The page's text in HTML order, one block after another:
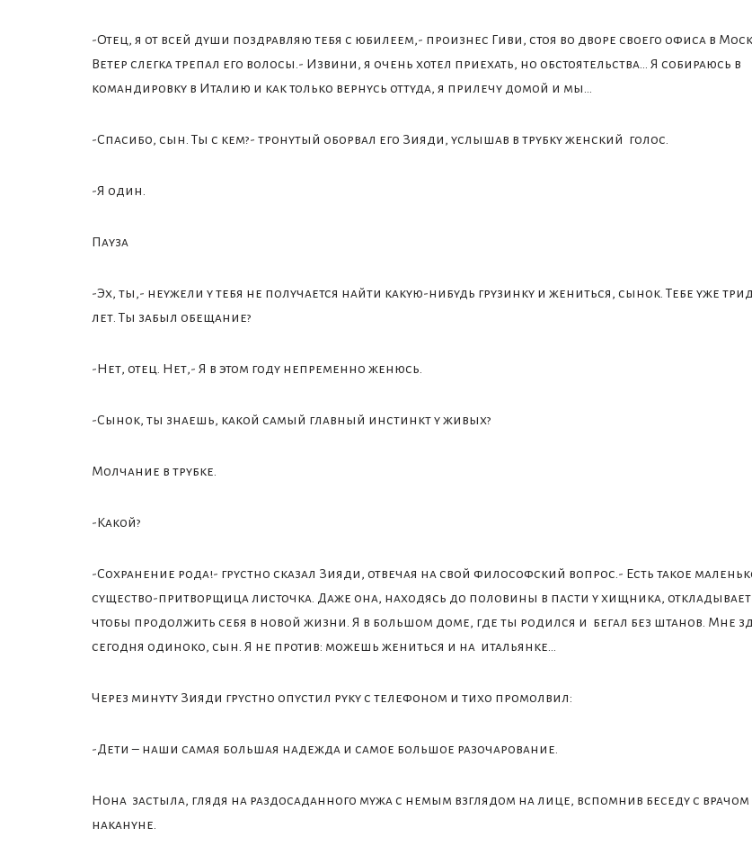
-Отец, я от всей души поздравляю тебя с юбилеем,- произнес Гиви, стоя во дворе своего офиса в
Ветер слегка трепал его волосы.- Извини, я очень хотел приехать, но обстоятельства… Я собираюсь в
командировку в Италию и как только вернусь оттуда, я прилечу домой и мы…
-Спасибо, сын. Ты с кем?- тронутый оборвал его Зияди, услышав в трубку женский голос.
-Я один.
Пауза
-Эх, ты,- неужели у тебя не получается найти какую-нибудь грузинку и жениться, сынок. Тебе уже
лет. Ты забыл обещание?
-Нет, отец. Нет,- Я в этом году непременно женюсь.
-Сынок, ты знаешь, какой самый главный инстинкт у живых?
Молчание в трубке.
-Какой?
-Сохранение рода!- грустно сказал Зияди, отвечая на свой философский вопрос.- Есть такое
существо-притворщица листочка. Даже она, находясь до половины в пасти у хищника,
чтобы продолжить себя в новой жизни. Я в большом доме, где ты родился и бегал без штанов. Мне
сегодня одиноко, сын. Я не против: можешь жениться и на итальянке…
Через минуту Зияди грустно опустил руку с телефоном и тихо промолвил:
-Дети – наши самая большая надежда и самое большое разочарование.
Нона застыла, глядя на раздосаданного мужа с немым взглядом на лице, вспомнив беседу с врачом
накануне.